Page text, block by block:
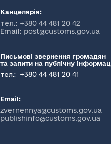
Канцелярія:
тел.: +380 44 481 20 42
Email: post@customs.gov.ua
Письмові звернення громадян
та запити на публічну
тел.:
+380 44 481 20 41
Email:
zvernennya@customs.gov.ua
publishinfo@customs.gov.ua